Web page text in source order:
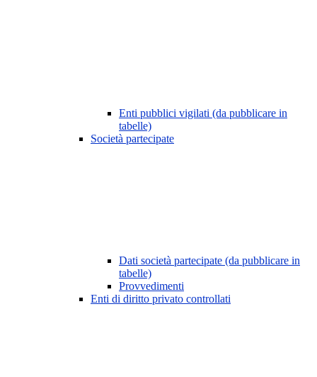
Enti pubblici vigilati (da pubblicare in
tabelle)
Società partecipate
Dati società partecipate (da pubblicare in
tabelle)
Provvedimenti
Enti di diritto privato controllati